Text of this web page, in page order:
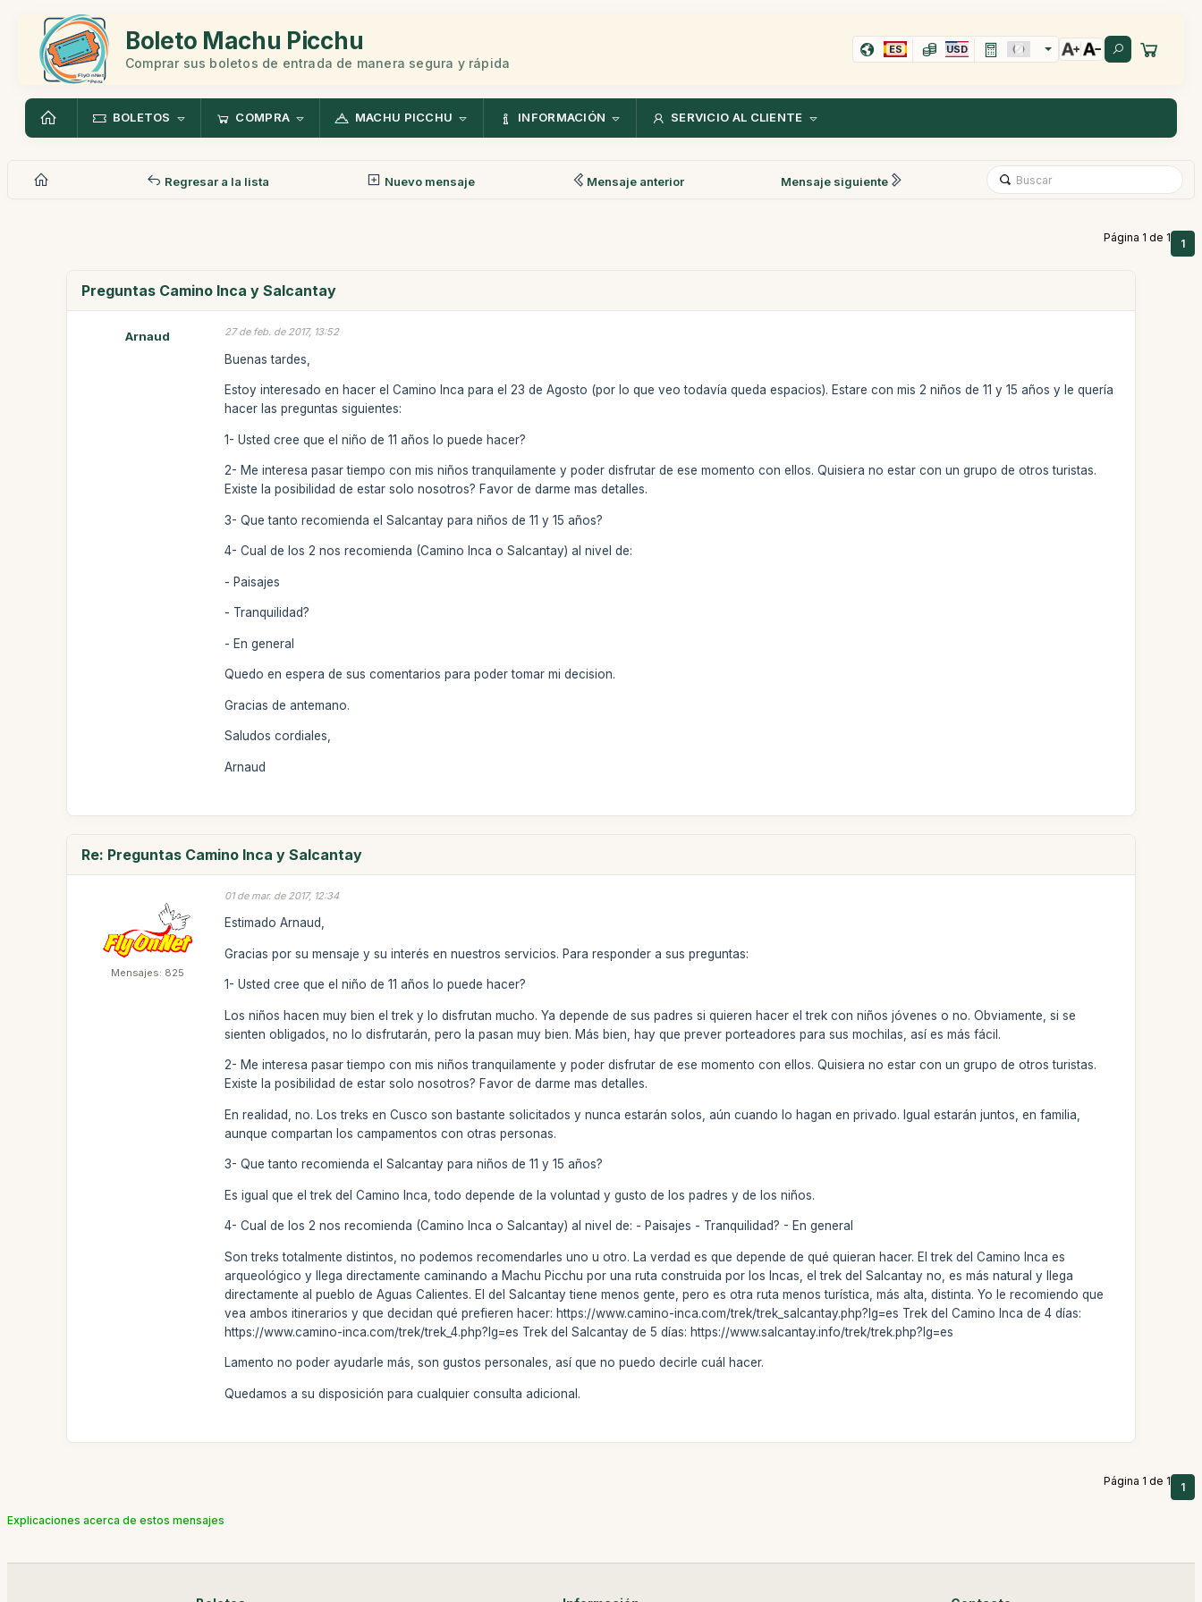
Boleto Machu Picchu
Comprar sus boletos de entrada de manera segura y rápida
ES USD
BOLETOS COMPRA MACHU PICCHU INFORMACIÓN SERVICIO AL CLIENTE
Regresar a la lista Nuevo mensaje Mensaje anterior Mensaje siguiente
Página 1 de 1 1
Preguntas Camino Inca y Salcantay
Arnaud 27 de feb. de 2017, 13:52
Buenas tardes,
Estoy interesado en hacer el Camino Inca para el 23 de Agosto (por lo que veo todavía queda espacios). Estare con mis 2 niños de 11 y 15 años y le quería
hacer las preguntas siguientes:
1- Usted cree que el niño de 11 años lo puede hacer?
2- Me interesa pasar tiempo con mis niños tranquilamente y poder disfrutar de ese momento con ellos. Quisiera no estar con un grupo de otros turistas.
Existe la posibilidad de estar solo nosotros? Favor de darme mas detalles.
3- Que tanto recomienda el Salcantay para niños de 11 y 15 años?
4- Cual de los 2 nos recomienda (Camino Inca o Salcantay) al nivel de:
- Paisajes
- Tranquilidad?
- En general
Quedo en espera de sus comentarios para poder tomar mi decision.
Gracias de antemano.
Saludos cordiales,
Arnaud
Re: Preguntas Camino Inca y Salcantay
Mensajes: 825
01 de mar. de 2017, 12:34
Estimado Arnaud,
Gracias por su mensaje y su interés en nuestros servicios. Para responder a sus preguntas:
1- Usted cree que el niño de 11 años lo puede hacer?
Los niños hacen muy bien el trek y lo disfrutan mucho. Ya depende de sus padres si quieren hacer el trek con niños jóvenes o no. Obviamente, si se
sienten obligados, no lo disfrutarán, pero la pasan muy bien. Más bien, hay que prever porteadores para sus mochilas, así es más fácil.
2- Me interesa pasar tiempo con mis niños tranquilamente y poder disfrutar de ese momento con ellos. Quisiera no estar con un grupo de otros turistas.
Existe la posibilidad de estar solo nosotros? Favor de darme mas detalles.
En realidad, no. Los treks en Cusco son bastante solicitados y nunca estarán solos, aún cuando lo hagan en privado. Igual estarán juntos, en familia,
aunque compartan los campamentos con otras personas.
3- Que tanto recomienda el Salcantay para niños de 11 y 15 años?
Es igual que el trek del Camino Inca, todo depende de la voluntad y gusto de los padres y de los niños.
4- Cual de los 2 nos recomienda (Camino Inca o Salcantay) al nivel de: - Paisajes - Tranquilidad? - En general
Son treks totalmente distintos, no podemos recomendarles uno u otro. La verdad es que depende de qué quieran hacer. El trek del Camino Inca es
arqueológico y llega directamente caminando a Machu Picchu por una ruta construida por los Incas, el trek del Salcantay no, es más natural y llega
directamente al pueblo de Aguas Calientes. El del Salcantay tiene menos gente, pero es otra ruta menos turística, más alta, distinta. Yo le recomiendo que
vea ambos itinerarios y que decidan qué prefieren hacer: https://www.camino-inca.com/trek/trek_salcantay.php?lg=es Trek del Camino Inca de 4 días:
https://www.camino-inca.com/trek/trek_4.php?lg=es Trek del Salcantay de 5 días: https://www.salcantay.info/trek/trek.php?lg=es
Lamento no poder ayudarle más, son gustos personales, así que no puedo decirle cuál hacer.
Quedamos a su disposición para cualquier consulta adicional.
Página 1 de 1 1
Explicaciones acerca de estos mensajes